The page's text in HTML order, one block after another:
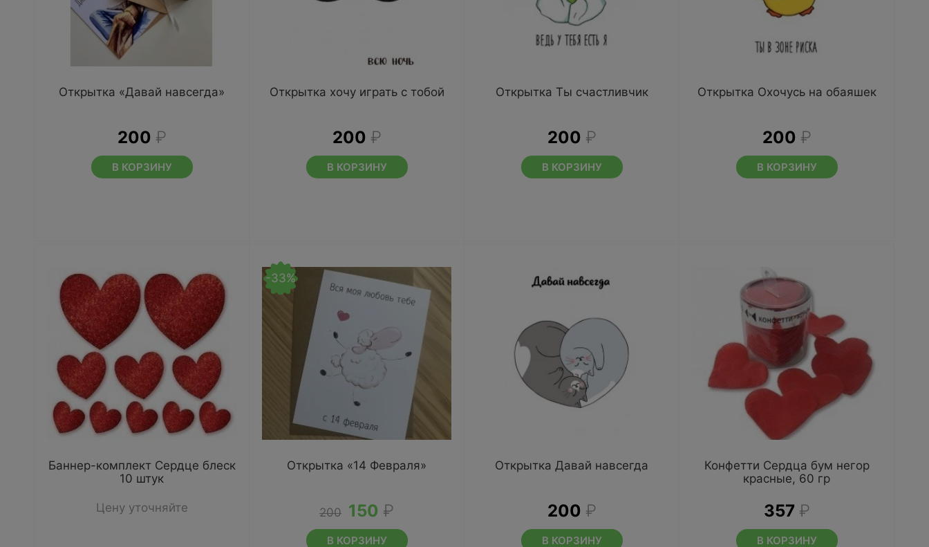
Открытка «Давай навсегда»
200 ₽
В КОРЗИНУ
Открытка хочу играть с тобой
200 ₽
В КОРЗИНУ
Открытка Ты счастливчик
200 ₽
В КОРЗИНУ
Открытка Охочусь на обаяшек
200 ₽
В КОРЗИНУ
Баннер-комплект Сердце блеск
10 штук
Цену уточняйте
-33%
Открытка «14 Февраля»
200 150 ₽
В КОРЗИНУ
Открытка Давай навсегда
200 ₽
В КОРЗИНУ
Конфетти Сердца бум негор
красные, 60 гр
357 ₽
В КОРЗИНУ